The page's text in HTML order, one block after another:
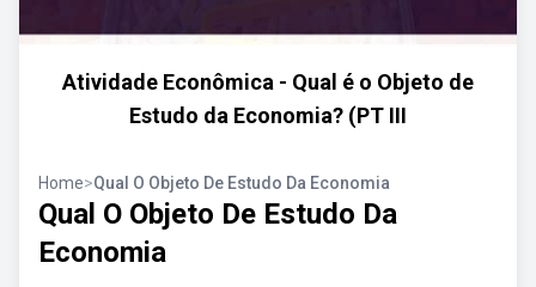
Atividade Econômica - Qual é o Objeto de
Estudo da Economia? (PT III
Home>Qual O Objeto De Estudo Da Economia
Qual O Objeto De Estudo Da
Economia